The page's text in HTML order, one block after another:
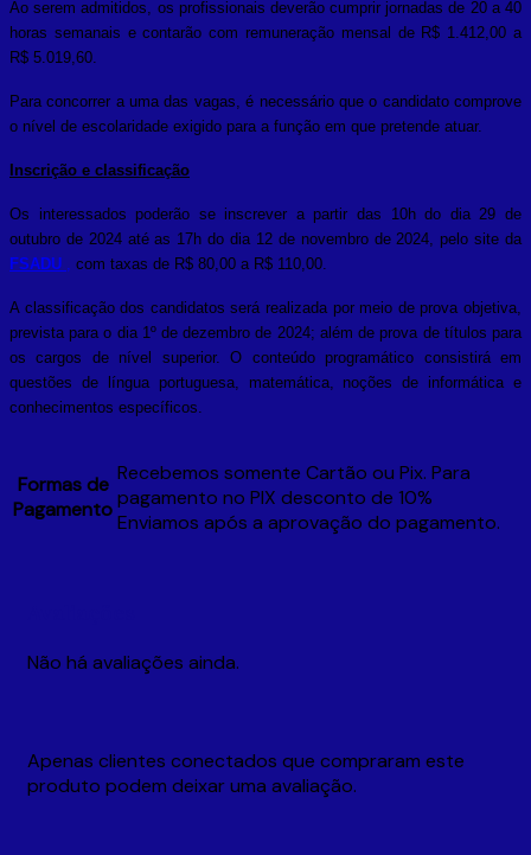
Ao serem admitidos, os profissionais deverão cumprir jornadas de 20 a 40
horas semanais e contarão com remuneração mensal de R$ 1.412,00 a
R$ 5.019,60.
Para concorrer a uma das vagas, é necessário que o candidato comprove
o nível de escolaridade exigido para a função em que pretende atuar.
Inscrição e classificação
Os interessados ​​poderão se inscrever a partir das 10h do dia 29 de
outubro de 2024 até as 17h do dia 12 de novembro de 2024, pelo site da
FSADU , com taxas de R$ 80,00 a R$ 110,00.
A classificação dos candidatos será realizada por meio de prova objetiva,
prevista para o dia 1º de dezembro de 2024; além de prova de títulos para
os cargos de nível superior. O conteúdo programático consistirá em
questões de língua portuguesa, matemática, noções de informática e
conhecimentos específicos.
Formas de
Pagamento
Recebemos somente Cartão ou Pix. Para
pagamento no PIX desconto de 10%
Enviamos após a aprovação do pagamento.
Não há avaliações ainda.
Apenas clientes conectados que compraram este
produto podem deixar uma avaliação.